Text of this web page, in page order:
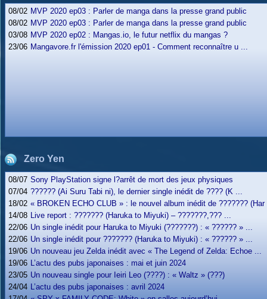
08/02 MVP 2020 ep03 : Parler de manga dans la presse grand public
08/02 MVP 2020 ep03 : Parler de manga dans la presse grand public
03/08 MVP 2020 ep02 : Mangas.io, le futur netflix du mangas ?
23/06 Mangavore.fr l'émission 2020 ep01 - Comment reconnaître u ...
Zero Yen
08/07 Sony PlayStation signe l?arrêt de mort des jeux physiques
07/04 ?????? (Ai Suru Tabi ni), le dernier single inédit de ???? (K ...
18/02 « BROKEN ECHO CLUB » : le nouvel album inédit de ??????? (Har
14/08 Live report : ??????? (Haruka to Miyuki) – ???????,??? ...
22/06 Un single inédit pour Haruka to Miyuki (???????) : « ?????? » ...
22/06 Un single inédit pour ??????? (Haruka to Miyuki) : « ?????? » ...
19/06 Un nouveau jeu Zelda inédit avec « The Legend of Zelda: Echoe ...
19/06 L’actu des pubs japonaises : mai et juin 2024
23/05 Un nouveau single pour Ieiri Leo (????) : « Waltz » (???)
24/04 L’actu des pubs japonaises : avril 2024